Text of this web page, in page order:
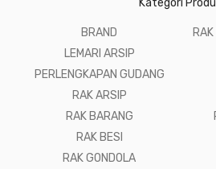
Kategori
BRAND
LEMARI ARSIP
PERLENGKAPAN GUDANG
RAK ARSIP
RAK BARANG
RAK BESI
RAK GONDOLA